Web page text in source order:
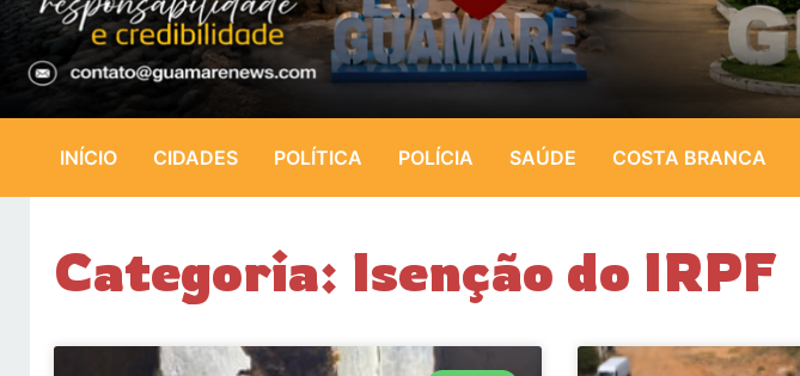
INÍCIO CIDADES POLÍTICA POLÍCIA SAÚDE COSTA BRANCA
Categoria: Isenção do IRPF